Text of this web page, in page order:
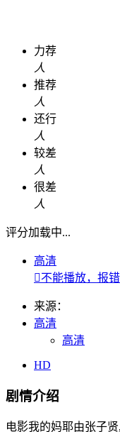
力荐
人
推荐
人
还行
人
较差
人
很差
人
评分加载中...
高清
不能播放，报错
来源：
高清
高清
HD
剧情介绍
电影我的妈耶由张子